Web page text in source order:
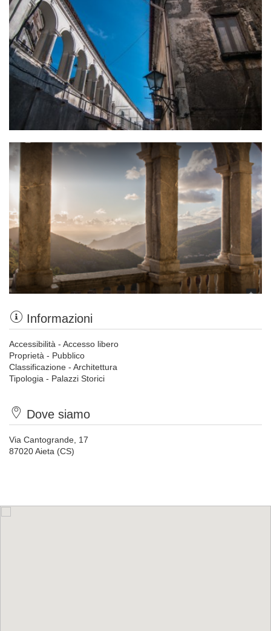
Informazioni
Accessibilità - Accesso libero
Proprietà - Pubblico
Classificazione - Architettura
Tipologia - Palazzi Storici
Dove siamo
Via Cantogrande, 17
87020 Aieta (CS)